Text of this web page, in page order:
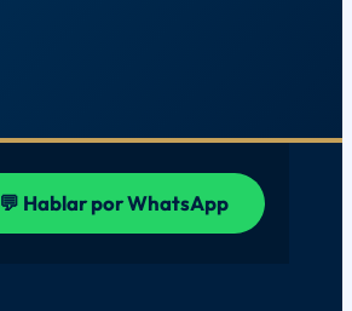
💬 Hablar por WhatsApp